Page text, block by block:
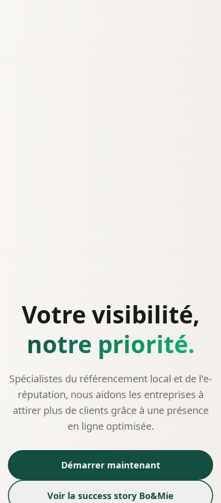
Votre visibilité,
notre priorité.
Spécialistes du référencement local et de l'e-
réputation, nous aidons les entreprises à
attirer plus de clients grâce à une présence
en ligne optimisée.
Démarrer maintenant
Voir la success story Bo&Mie